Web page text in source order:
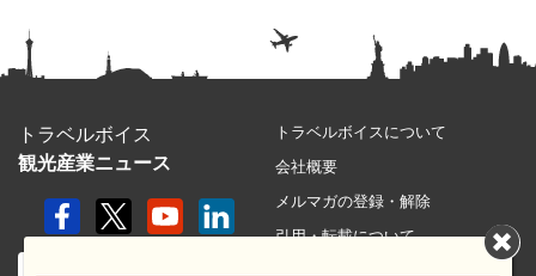
トラベルボイス
観光産業ニュース
トラベルボイスについて
会社概要
メルマガの登録・解除
引用・転載について